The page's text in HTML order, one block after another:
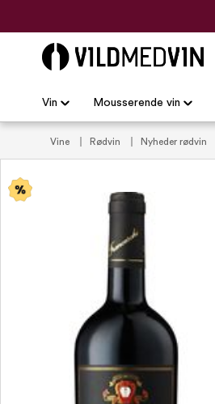
Vin Mousserende vin
Vine Rødvin Nyheder rødvin